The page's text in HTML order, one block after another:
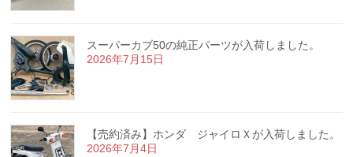
スーパーカブ50の純正パーツが入荷しました。
2026年7月15日
【売約済み】ホンダ ジャイロＸが入荷しました。
2026年7月4日